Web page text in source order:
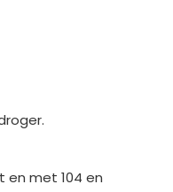
en met 104 en